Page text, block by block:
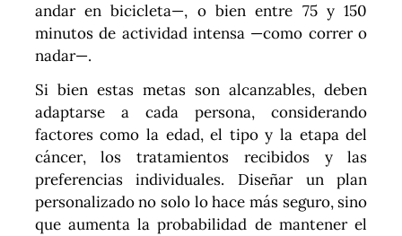
andar en bicicleta—, o bien entre 75 y 150
minutos de actividad intensa —como correr o
nadar—.
Si bien estas metas son alcanzables, deben
adaptarse a cada persona, considerando
factores como la edad, el tipo y la etapa del
cáncer, los tratamientos recibidos y las
preferencias individuales. Diseñar un plan
personalizado no solo lo hace más seguro, sino
que aumenta la probabilidad de mantener el